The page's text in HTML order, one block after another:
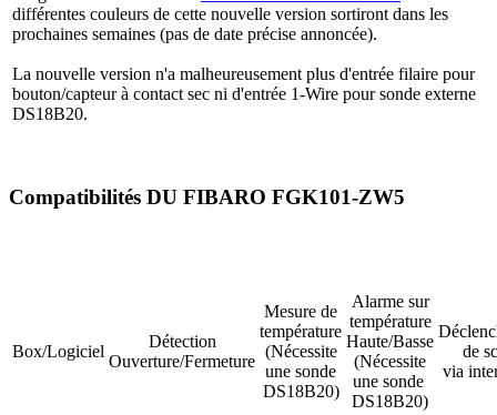
différentes couleurs de cette nouvelle version sortiront dans les
prochaines semaines (pas de date précise annoncée).
La nouvelle version n'a malheureusement plus d'entrée filaire pour
bouton/capteur à contact sec ni d'entrée 1-Wire pour sonde externe
DS18B20.
Compatibilités DU FIBARO FGK101-ZW5
Box/Logiciel
Détection
Ouverture/Fermeture
Mesure de
température
(Nécessite
une sonde
DS18B20)
Alarme sur
température
Haute/Basse
(Nécessite
une sonde
DS18B20)
de
via